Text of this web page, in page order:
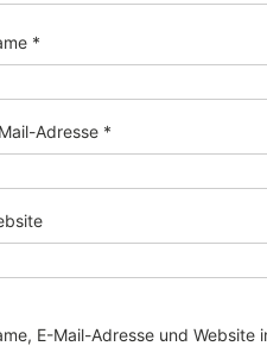
*
Adresse *
E-Mail-Adresse und Website